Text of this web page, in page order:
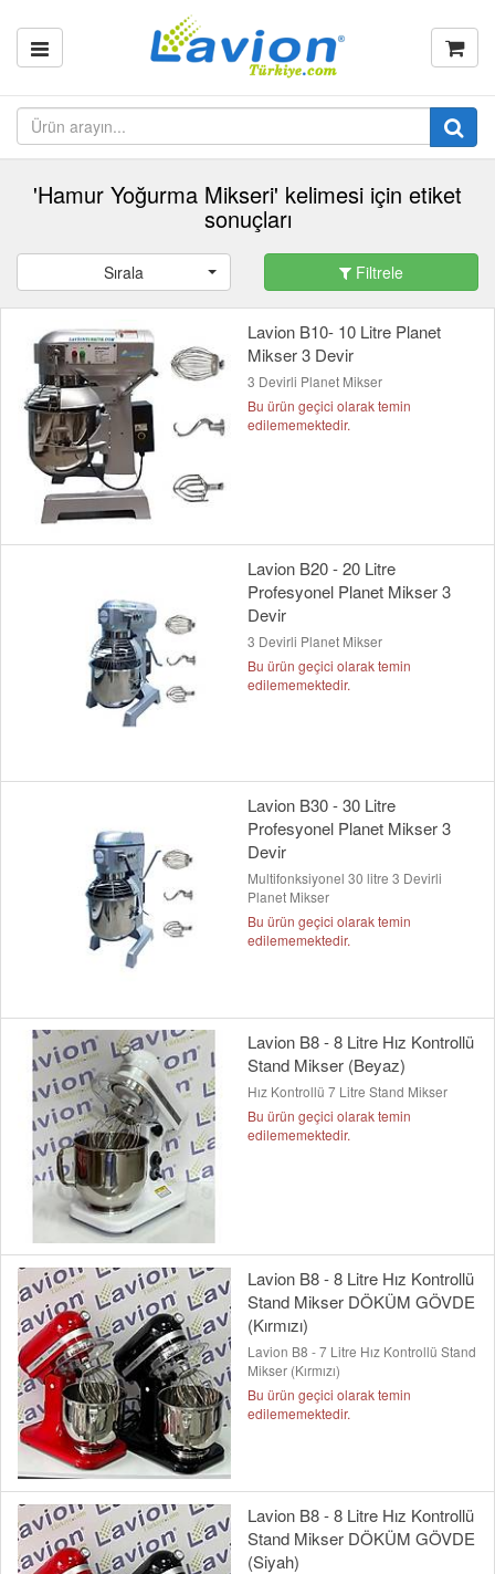
'Hamur Yoğurma Mikseri' kelimesi için etiket
sonuçları
Sırala Filtrele
Lavion B10- 10 Litre Planet
Mikser 3 Devir
3 Devirli Planet Mikser
Bu ürün geçici olarak temin
edilememektedir.
Lavion B20 - 20 Litre
Profesyonel Planet Mikser 3
Devir
3 Devirli Planet Mikser
Bu ürün geçici olarak temin
edilememektedir.
Lavion B30 - 30 Litre
Profesyonel Planet Mikser 3
Devir
Multifonksiyonel 30 litre 3 Devirli
Planet Mikser
Bu ürün geçici olarak temin
edilememektedir.
Lavion B8 - 8 Litre Hız Kontrollü
Stand Mikser (Beyaz)
Hız Kontrollü 7 Litre Stand Mikser
Bu ürün geçici olarak temin
edilememektedir.
Lavion B8 - 8 Litre Hız Kontrollü
Stand Mikser DÖKÜM GÖVDE
(Kırmızı)
Lavion B8 - 7 Litre Hız Kontrollü Stand
Mikser (Kırmızı)
Bu ürün geçici olarak temin
edilememektedir.
Lavion B8 - 8 Litre Hız Kontrollü
Stand Mikser DÖKÜM GÖVDE
(Siyah)